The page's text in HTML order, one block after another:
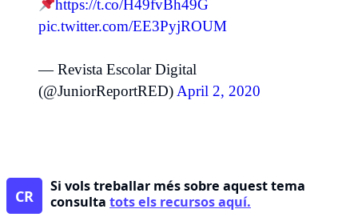
https://t.co/H49fvBh49G
pic.twitter.com/EE3PyjROUM
— Revista Escolar Digital
(@JuniorReportRED) April 2, 2020
CR
Si vols treballar més sobre aquest tema
consulta tots els recursos aquí.